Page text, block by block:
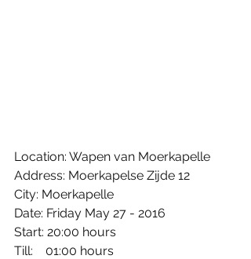
Location: Wapen van Moerkapelle
Address: Moerkapelse Zijde 12
City: Moerkapelle
Date: Friday May 27 - 2016
Start: 20:00 hours
Till:    01:00 hours